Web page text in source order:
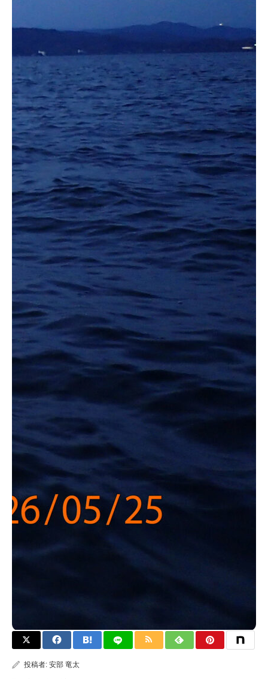
投稿者: 安部 竜太